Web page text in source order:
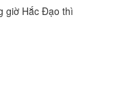
giờ Hắc Đạo thì